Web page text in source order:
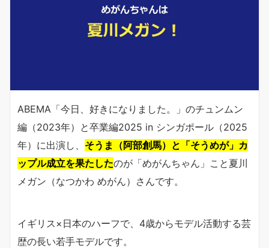
ABEMA「今日、好きになりました。」のチュンムン
編（2023年）と卒業編2025 in シンガポール（2025
年）に出演し、 そうま（阿部創馬）と「そうめが」カ
ップル成立を果たしたのが「めがんちゃん」こと夏川
メガン（なつかわ めがん）さんです。
イギリス×日本のハーフで、4歳からモデル活動する芸
歴の長い若手モデルです。